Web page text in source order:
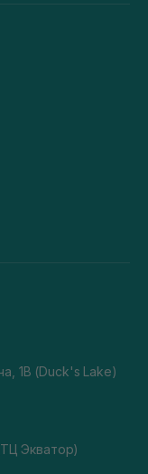
1В (Duck's Lake)
Экватор)